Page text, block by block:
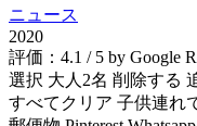
ニュース
2020
評価：4.1 / 5 by Google
選択 大人2名 削除する
すべてクリア 子供連れ